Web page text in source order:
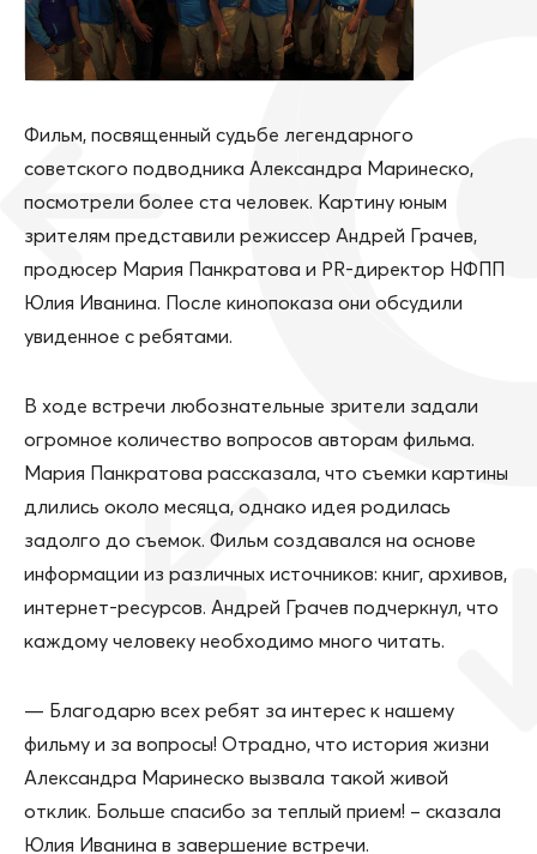
Фильм, посвященный судьбе легендарного
советского подводника Александра Маринеско,
посмотрели более ста человек. Картину юным
зрителям представили режиссер Андрей Грачев,
продюсер Мария Панкратова и PR-директор НФПП
Юлия Иванина. После кинопоказа они обсудили
увиденное с ребятами.
В ходе встречи любознательные зрители задали
огромное количество вопросов авторам фильма.
Мария Панкратова рассказала, что съемки картины
длились около месяца, однако идея родилась
задолго до съемок. Фильм создавался на основе
информации из различных источников: книг, архивов,
интернет-ресурсов. Андрей Грачев подчеркнул, что
каждому человеку необходимо много читать.
— Благодарю всех ребят за интерес к нашему
фильму и за вопросы! Отрадно, что история жизни
Александра Маринеско вызвала такой живой
отклик. Больше спасибо за теплый прием! – сказала
Юлия Иванина в завершение встречи.